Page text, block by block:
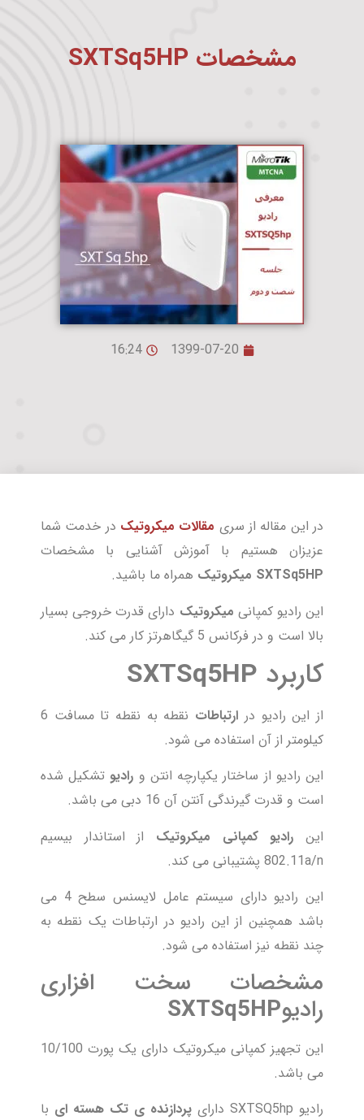
مشخصات SXTSq5HP
1399-07-20
16:24
در این مقاله از سری مقالات میکروتیک در خدمت شما
عزیزان هستیم با آموزش آشنایی با مشخصات
SXTSq5HP میکروتیک همراه ما باشید.
این رادیو کمپانی میکروتیک دارای قدرت خروجی بسیار
بالا است و در فرکانس 5 گیگاهرتز کار می کند.
کاربرد SXTSq5HP
از این رادیو در ارتباطات
نقطه به نقطه تا مسافت 6
کیلومتر از آن استفاده می شود.
این رادیو از ساختار یکپارچه انتن و رادیو تشکیل شده
است و قدرت گیرندگی آنتن آن 16 دبی می باشد.
این رادیو کمپانی میکروتیک از استاندار بیسیم
802.11a/n پشتیبانی می کند.
این رادیو دارای سیستم عامل لایسنس سطح 4 می
باشد همچنین از این رادیو در ارتباطات یک نقطه به
چند نقطه نیز استفاده می شود.
مشخصات سخت افزاری
رادیوSXTSq5HP
این تجهیز کمپانی میکروتیک دارای یک پورت 10/100
می باشد.
رادیو SXTSQ5hp دارای
پردازنده ی تک هسته ای با